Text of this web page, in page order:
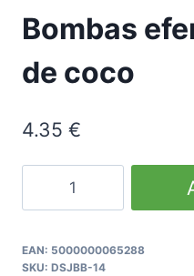
Bombas
de coco
4.35 €
cantidad
EAN: 5000000065288
SKU: DSJBB-14